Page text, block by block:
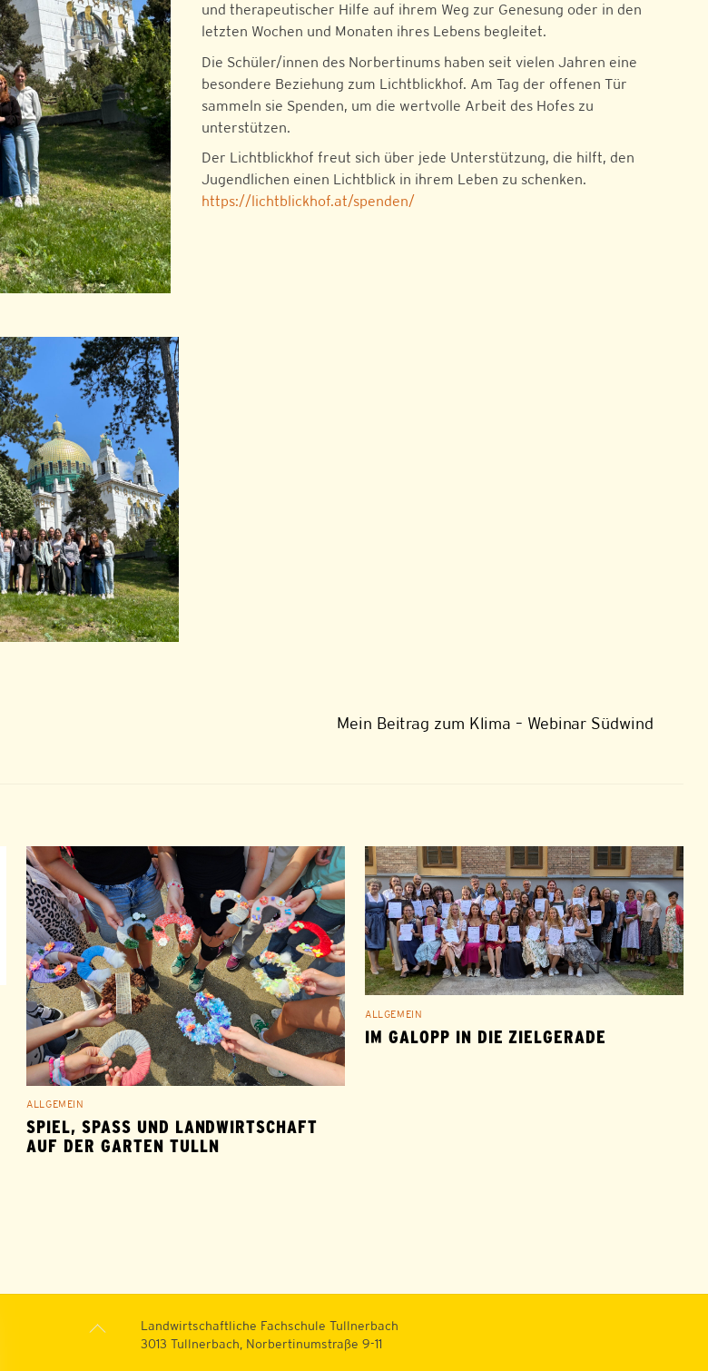
und therapeutischer Hilfe auf ihrem Weg zur Genesung oder in den
letzten Wochen und Monaten ihres Lebens begleitet.
Die Schüler/innen des Norbertinums haben seit vielen Jahren eine
besondere Beziehung zum Lichtblickhof. Am Tag der offenen Tür
sammeln sie Spenden, um die wertvolle Arbeit des Hofes zu
unterstützen.
Der Lichtblickhof freut sich über jede Unterstützung, die hilft, den
Jugendlichen einen Lichtblick in ihrem Leben zu schenken.
https://lichtblickhof.at/spenden/
Mein Beitrag zum Klima – Webinar Südwind
ALLGEMEIN
SPIEL, SPASS UND LANDWIRTSCHAFT A
UF DER GARTEN TULLN
ALLGEMEIN
IM GALOPP IN DIE ZIELGERADE
Back
Landwirtschaftliche Fachschule Tullnerbach
3013 Tullnerbach, Norbertinumstraße 9-11